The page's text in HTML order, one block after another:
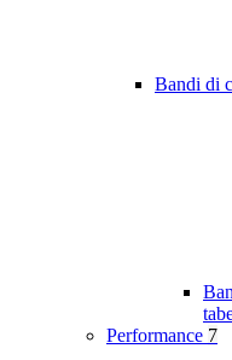
Bandi di
Performance 7